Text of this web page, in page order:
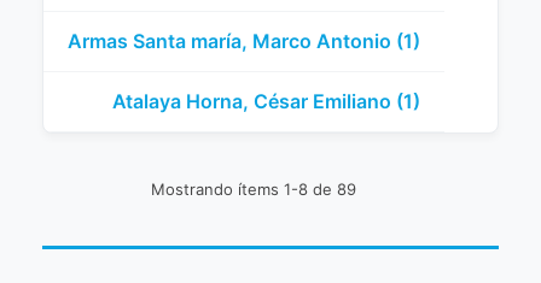
Armas Santa maría, Marco Antonio (1)
Atalaya Horna, César Emiliano (1)
Mostrando ítems 1-8 de 89